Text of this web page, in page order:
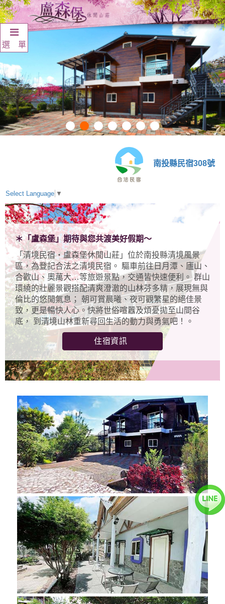
選 單
南投縣民宿308號
Select Language ▼
＊「盧森堡」期待與您共渡美好假期～
「清境民宿‧盧森堡休閒山莊」位於南投縣清境風景
區，為登記合法之清境民宿。 驅車前往日月潭、廬山、
合歡山、奧萬大…等旅遊景點，交通皆快速便利。 群山
環繞的壯麗景觀搭配清爽澄澈的山林芬多精，展現無與
倫比的悠閒氣息； 朝可賞晨曦、夜可觀繁星的絕佳景
致，更是暢快人心。快將世俗喧囂及煩憂拋至山間谷
底， 到清境山林重新尋回生活的動力與勇氣吧！。
住宿資訊